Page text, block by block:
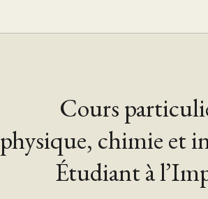
Cours
physique, chimie et
Étudiant à